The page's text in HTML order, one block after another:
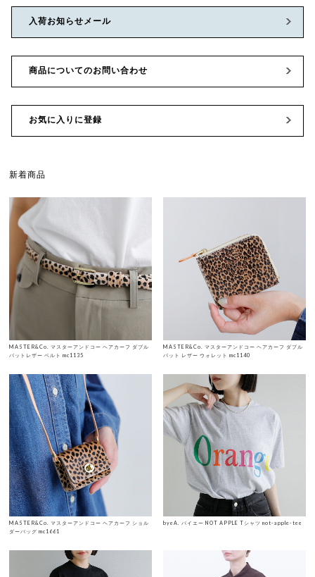
入荷お知らせメール
商品についてのお問い合わせ
お気に入りに登録
新着商品
MASTER&Co. マスターアンドコー ヘアカーフ ダブル
バットレザー ベルト mc1135
MASTER&Co. マスターアンドコー ヘアカーフ ダブル
バット レザー ウォレット mc1140
MASTER&Co. マスターアンドコー ヘアカーフ ショル
ダーバッグ mc1661
byeA. バイエー NOT APPLE Tシャツ not-apple-tee